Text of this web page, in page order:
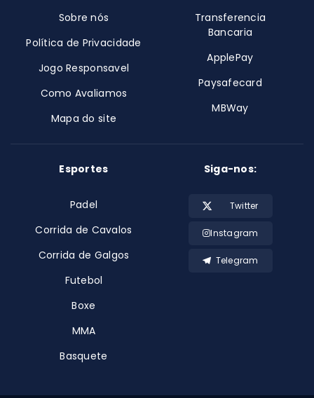
Sobre nós
Política de Privacidade
Jogo Responsavel
Como Avaliamos
Mapa do site
Transferencia
Bancaria
ApplePay
Paysafecard
MBWay
Esportes
Padel
Corrida de Cavalos
Corrida de Galgos
Futebol
Boxe
MMA
Basquete
Siga-nos:
Twitter
Instagram
Telegram